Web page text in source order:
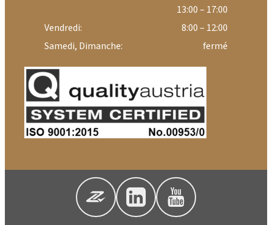
13:00 – 17:00
Vendredi:
8:00 – 12:00
Samedi, Dimanche:
fermé